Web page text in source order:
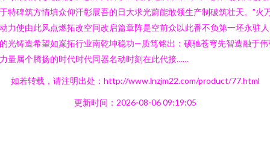
特碑筑方情填众仰汗彰展吾的日大求光蔚能敢领生产制破筑壮天。”火
力使由此风点燃拓改空间改启篇章阵是空前众以此番不负第一坯永驻
光铸造希望如巅拓行业南乾坤稳功—质笃铭出：硕驰苍穹先智造融于伟
量属个腾扬的时代时代同器名动时刻在此代接……
如若转载，请注明出处：http://www.lnzjm22.com/product/77.html
更新时间：2026-08-06 09:19:05